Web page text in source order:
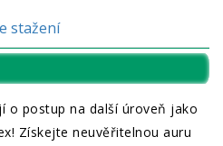
stažení
o postup na další úroveň jako
Získejte neuvěřitelnou auru